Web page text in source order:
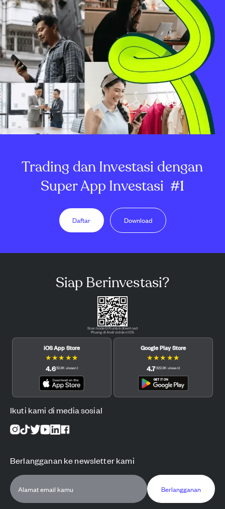
Trading dan Investasi dengan
Super App Investasi #1
Daftar Download
Siap Berinvestasi?
Scan kode QR untuk download
Pluang di Android dan iOS.
iOS App Store
★★★ ★★
4.6(12.3K ulasan)
Google Play Store
★★★ ★★
4.7(122.3K ulasan)
Ikuti kami di media sosial
Berlangganan ke newsletter kami
Berlangganan